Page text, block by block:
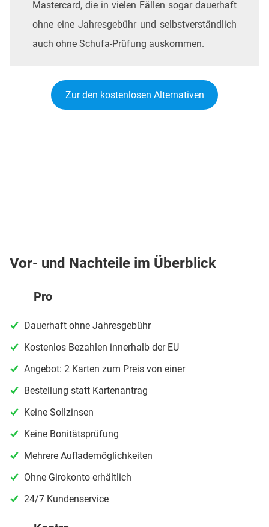
Mastercard, die in vielen Fällen sogar dauerhaft
ohne eine Jahresgebühr und selbstverständlich
auch ohne Schufa-Prüfung auskommen.
Zur den kostenlosen Alternativen
Vor- und Nachteile im Überblick
Pro
Dauerhaft ohne Jahresgebühr
Kostenlos Bezahlen innerhalb der EU
Angebot: 2 Karten zum Preis von einer
Bestellung statt Kartenantrag
Keine Sollzinsen
Keine Bonitätsprüfung
Mehrere Auflademöglichkeiten
Ohne Girokonto erhältlich
24/7 Kundenservice